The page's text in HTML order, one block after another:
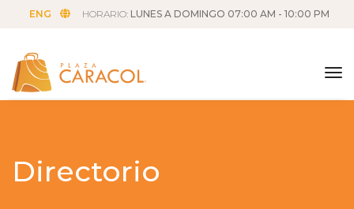
ENG HORARIO: LUNES A DOMINGO 07:00 AM - 10:00 PM
Directorio